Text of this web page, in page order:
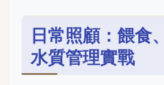
日常照顧：餵食
水質管理實戰